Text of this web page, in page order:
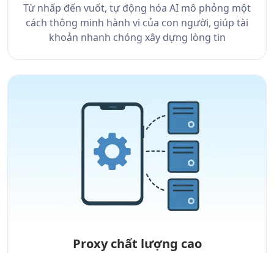
Từ nhấp đến vuốt, tự động hóa AI mô phỏng một
cách thông minh hành vi của con người, giúp tài
khoản nhanh chóng xây dựng lòng tin
Proxy chất lượng cao